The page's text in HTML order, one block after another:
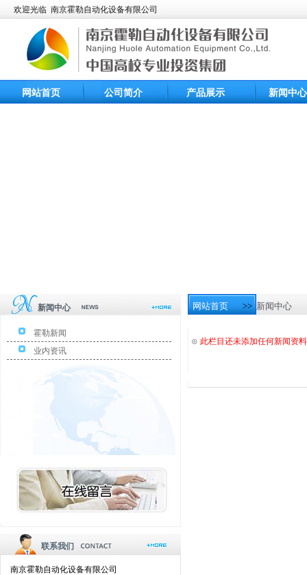
欢迎光临 南京霍勒自动化设备有限公司
网站首页 公司简介 产品展示 新闻中心
新闻中心
霍勒新闻
业内资讯
联系我们
南京霍勒自动化设备有限公司
网站首页 >> 新闻中心
⊙ 此栏目还未添加任何新闻资料